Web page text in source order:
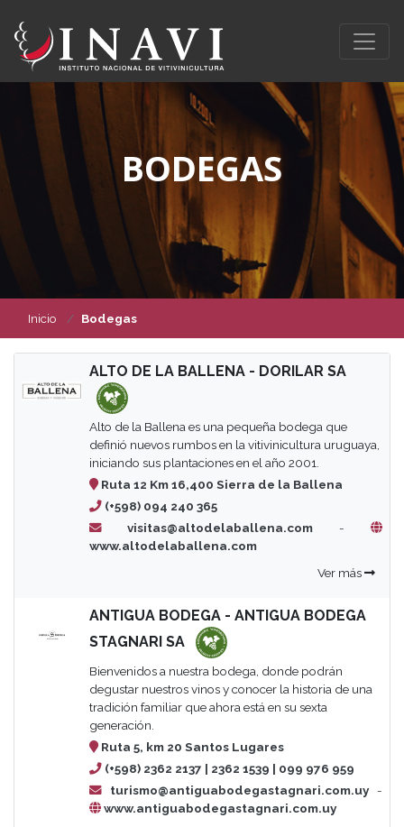
BODEGAS
Inicio Bodegas
ALTO DE LA BALLENA - DORILAR SA
Alto de la Ballena es una pequeña bodega que
definió nuevos rumbos en la vitivinicultura uruguaya,
iniciando sus plantaciones en el año 2001.
Ruta 12 Km 16,400 Sierra de la Ballena
(+598) 094 240 365
visitas@altodelaballena.com -
www.altodelaballena.com
Ver más
ANTIGUA BODEGA - ANTIGUA BODEGA
STAGNARI SA
Bienvenidos a nuestra bodega, donde podrán
degustar nuestros vinos y conocer la historia de una
tradición familiar que ahora está en su sexta
generación.
Ruta 5, km 20 Santos Lugares
(+598) 2362 2137 | 2362 1539 | 099 976 959
turismo@antiguabodegastagnari.com.uy-
www.antiguabodegastagnari.com.uy